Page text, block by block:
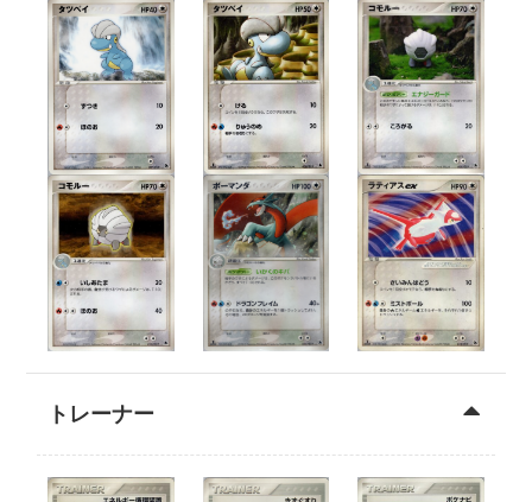
トレーナー